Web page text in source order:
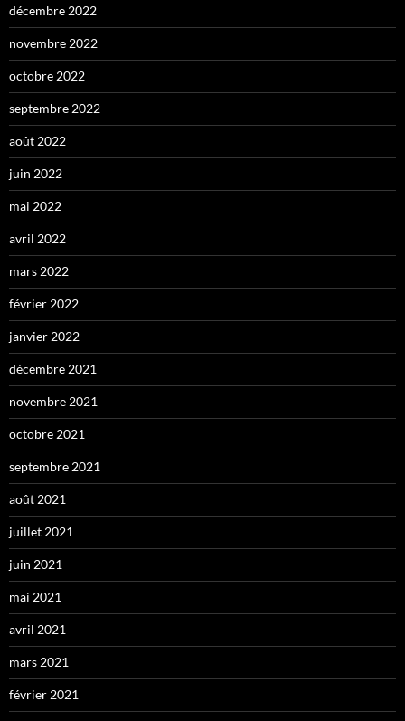
décembre 2022
novembre 2022
octobre 2022
septembre 2022
août 2022
juin 2022
mai 2022
avril 2022
mars 2022
février 2022
janvier 2022
décembre 2021
novembre 2021
octobre 2021
septembre 2021
août 2021
juillet 2021
juin 2021
mai 2021
avril 2021
mars 2021
février 2021